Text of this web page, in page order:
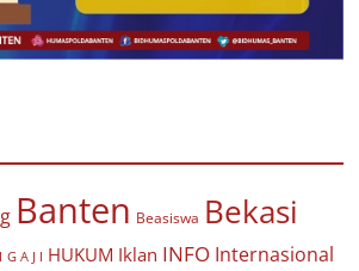
Banten Beasiswa Bekasi
G A J I HUKUM Iklan INFO Internasional